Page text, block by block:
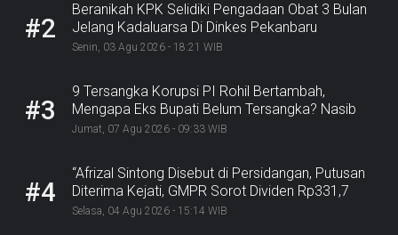
#2
Beranikah KPK Selidiki Pengadaan Obat 3 Bulan
Jelang Kadaluarsa Di Dinkes Pekanbaru
Senin, 03 Agu 2026 - 18:21 WIB
#3
9 Tersangka Korupsi PI Rohil Bertambah,
Mengapa Eks Bupati Belum Tersangka? Nasib
Rp9,2 Miliar
Jumat, 07 Agu 2026 - 09:33 WIB
#4
“Afrizal Sintong Disebut di Persidangan, Putusan
Diterima Kejati, GMPR Sorot Dividen Rp331,7
Miliar”
Selasa, 04 Agu 2026 - 15:14 WIB